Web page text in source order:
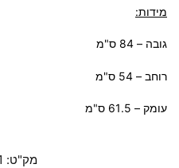
מידות:
גובה – 84 ס"מ
רוחב – 54 ס"מ
עומק – 61.5 ס"מ
מק"ט: